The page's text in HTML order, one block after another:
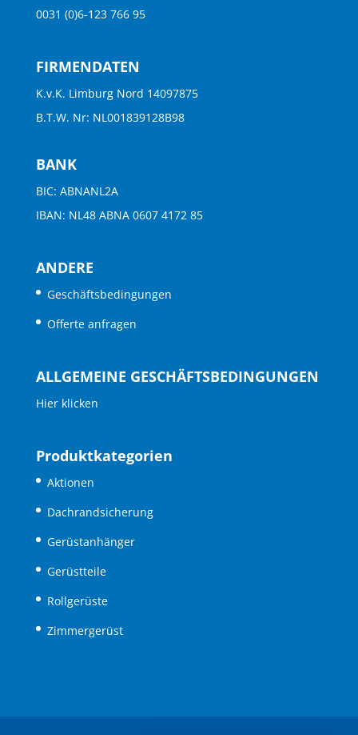
0031 (0)6-123 766 95
FIRMENDATEN
K.v.K. Limburg Nord 14097875
B.T.W. Nr: NL001839128B98
BANK
BIC: ABNANL2A
IBAN: NL48 ABNA 0607 4172 85
ANDERE
Geschäftsbedingungen
Offerte anfragen
ALLGEMEINE GESCHÄFTSBEDINGUNGEN
Hier klicken
Produktkategorien
Aktionen
Dachrandsicherung
Gerüstanhänger
Gerüstteile
Rollgerüste
Zimmergerüst